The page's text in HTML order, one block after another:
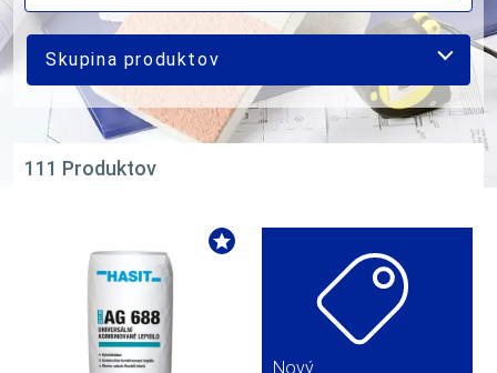
Skupina produktov
111 Produktov
Nový